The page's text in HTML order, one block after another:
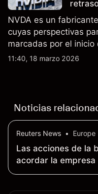
NVDA es un
cuyas perspectivas
marcadas por el inicio
actualizaciones de
11:40, 18 marzo 2026
Noticias
Reuters News • Europe
Las acciones de la
acordar la
de KKR y Energy